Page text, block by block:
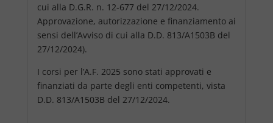
cui alla D.G.R. n. 12-677 del 27/12/2024.
Approvazione, autorizzazione e finanziamento ai
sensi dell’Avviso di cui alla D.D. 813/A1503B del
27/12/2024).
I corsi per l’A.F. 2025 sono stati approvati e
finanziati da parte degli enti competenti, vista
D.D. 813/A1503B del 27/12/2024.